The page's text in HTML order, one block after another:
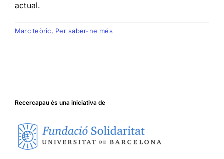
actual.
Marc teòric, Per saber-ne més
Recercapau és una iniciativa de